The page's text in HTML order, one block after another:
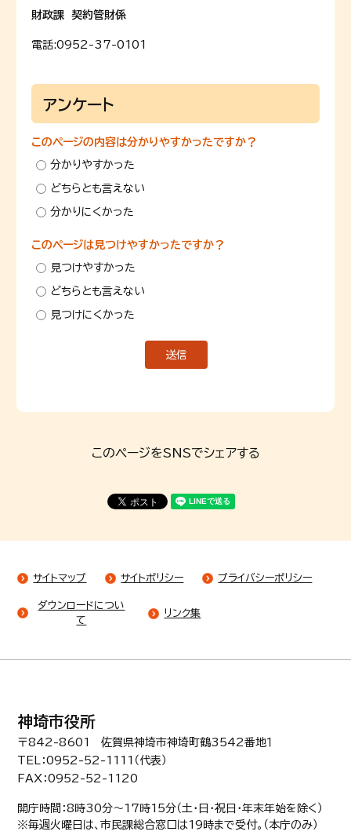
財政課 契約管財係
電話:0952-37-0101
アンケート
このページの内容は分かりやすかったですか？
分かりやすかった
どちらとも言えない
分かりにくかった
このページは見つけやすかったですか？
見つけやすかった
どちらとも言えない
見つけにくかった
このページをSNSでシェアする
サイトマップ サイトポリシー プライバシーポリシー
ダウンロードについ
て
リンク集
神埼市役所
〒842-8601 佐賀県神埼市神埼町鶴3542番地１
TEL：0952-52-1111（代表）
FAX：0952-52-1120
開庁時間：8時30分〜17時15分（土・日・祝日・年末年始を除く）
※毎週火曜日は、市民課総合窓口は19時まで受付。（本庁のみ）